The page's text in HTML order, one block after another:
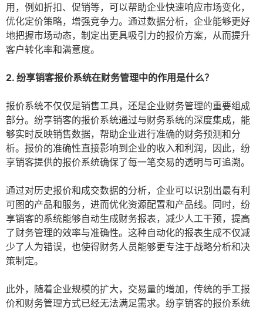
用，例如折扣、促销等，可以帮助企业快速响应市场变化，
优化定价策略，增强竞争力。通过数据分析，企业能够更好
地把握市场动态，制定出更具吸引力的报价方案，从而提升
客户转化率和满意度。
2. 纷享销客报价系统在财务管理中的作用是什么？
报价系统不仅仅是销售工具，还是企业财务管理的重要组成
部分。纷享销客的报价系统通过与财务系统的深度集成，能
够实时反映销售数据，帮助企业进行准确的财务预测和分
析。报价的准确性直接影响到企业的收入和利润，因此，纷
享销客提供的报价系统确保了每一笔交易的透明与可追溯。
通过对历史报价和成交数据的分析，企业可以识别出最有利
可图的产品和服务，进而优化资源配置和产品线。同时，纷
享销客的系统能够自动生成财务报表，减少人工干预，提高
了财务管理的效率与准确性。这种自动化的报表生成不仅减
少了人为错误，也使得财务人员能够更专注于战略分析和决
策制定。
此外，随着企业规模的扩大，交易量的增加，传统的手工报
价和财务管理方式已经无法满足需求。纷享销客的报价系统